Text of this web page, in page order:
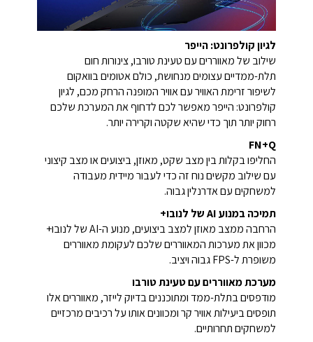
לגיון קולפרונט: הייפר
שילוב של מאווררים עם טעינת טורבו, צינורות חום
תלת-ממדיים עצומים מנחושת, כולם אטומים בוואקום
לשיפור זרימת האוויר עם אוויר המופנה הרחק מכם, לגיון
קולפרונט: הייפר מאפשר לכם לדחוף את המערכת שלכם
רחוק יותר תוך כדי שהיא שקטה וקרירה יותר.
FN+Q
החליפו בקלות בין מצב שקט, מאוזן, ביצועים או מצב קיצוני
עם שילוב מקשים נוח זה כדי לעבור מיידית מעבודה
למשחקים עם אדרנלין גבוה.
תמיכה במנוע AI של לנובו+
הרחבה ממצב מאוזן למצב ביצועים, מנוע ה-AI של לנובו+
מכוון את מערכות המאווררים שלכם לעקומת מאווררים
משופרת ל-FPS גבוה ויציב.
מערכת מאווררים עם טעינת טורבו
מודפסים בתלת-ממד ומתוכננים בדיוק לייזר, מאווררים אלו
תופסים ביעילות אוויר קר ומכוונים אותו על רכיבים מרכזיים
למשחקים תחרותיים.